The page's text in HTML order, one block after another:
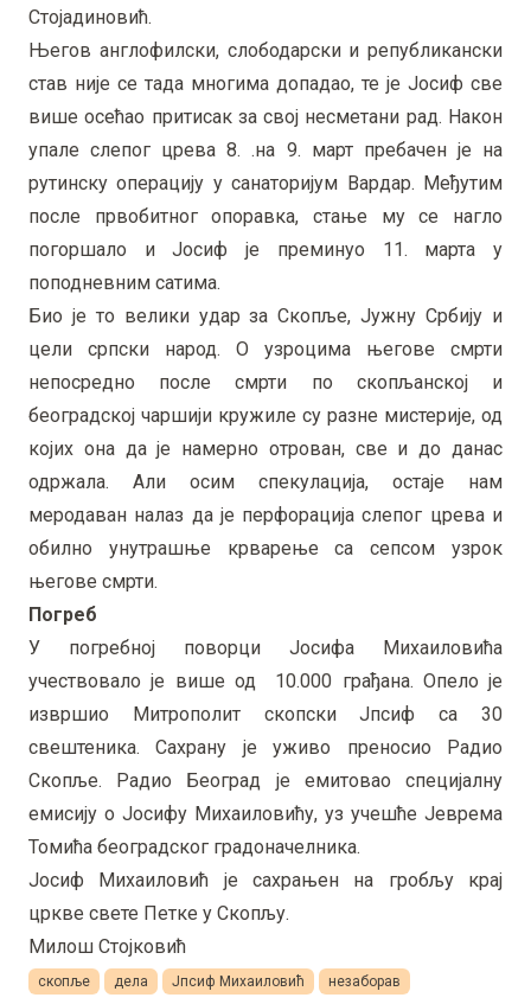
Стојадиновић.
Његов англофилски, слободарски и републикански
став није се тада многима допадао, те је Јосиф све
више осећао притисак за свој несметани рад. Након
упале слепог црева 8. .на 9. март пребачен је на
рутинску операцију у санаторијум Вардар. Међутим
после првобитног опоравка, стање му се нагло
погоршало и Јосиф је преминуо 11. марта у
поподневним сатима.
Био је то велики удар за Скопље, Јужну Србију и
цели српски народ. О узроцима његове смрти
непосредно после смрти по скопљанској и
београдској чаршији кружиле су разне мистерије, од
којих она да је намерно отрован, све и до данас
одржала. Али осим спекулација, остаје нам
меродаван налаз да је перфорација слепог црева и
обилно унутрашње крварење са сепсом узрок
његове смрти.
Погреб
У погребној поворци Јосифа Михаиловића
учествовало је више од 10.000 грађана. Опело је
извршио Митрополит скопски Јпсиф са 30
свештеника. Сахрану је уживо преносио Радио
Скопље. Радио Београд је емитовао специјалну
емисију о Јосифу Михаиловићу, уз учешће Јеврема
Томића београдског градоначелника.
Јосиф Михаиловић је сахрањен на гробљу крај
цркве свете Петке у Скопљу.
Милош Стојковић
скопље дела Јпсиф Михаиловић незаборав